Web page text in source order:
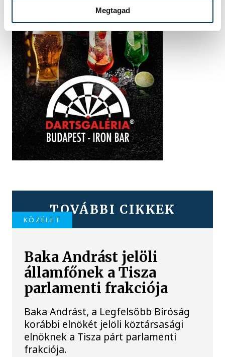
Megtagad
TOVÁBBI CIKKEK
KÖZÉLET
Baka Andrást jelöli
államfőnek a Tisza
parlamenti frakciója
Baka Andrást, a Legfelsőbb Bíróság
korábbi elnökét jelöli köztársasági
elnöknek a Tisza párt parlamenti
frakciója.